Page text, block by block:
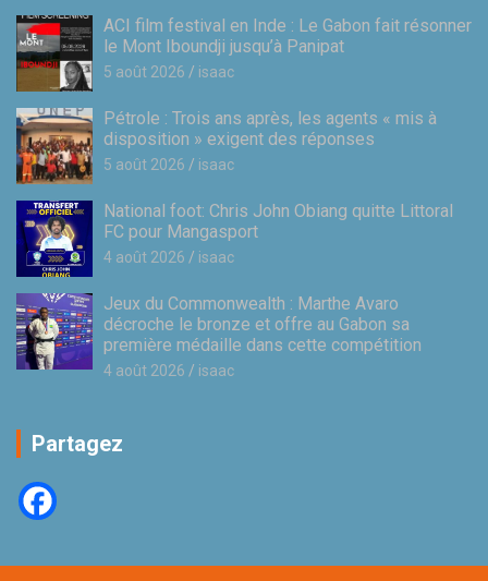
ACI film festival en Inde : Le Gabon fait résonner
le Mont Iboundji jusqu’à Panipat
5 août 2026 isaac
Pétrole : Trois ans après, les agents « mis à
disposition » exigent des réponses
5 août 2026 isaac
National foot: Chris John Obiang quitte Littoral
FC pour Mangasport
4 août 2026 isaac
Jeux du Commonwealth : Marthe Avaro
décroche le bronze et offre au Gabon sa
première médaille dans cette compétition
4 août 2026 isaac
Partagez